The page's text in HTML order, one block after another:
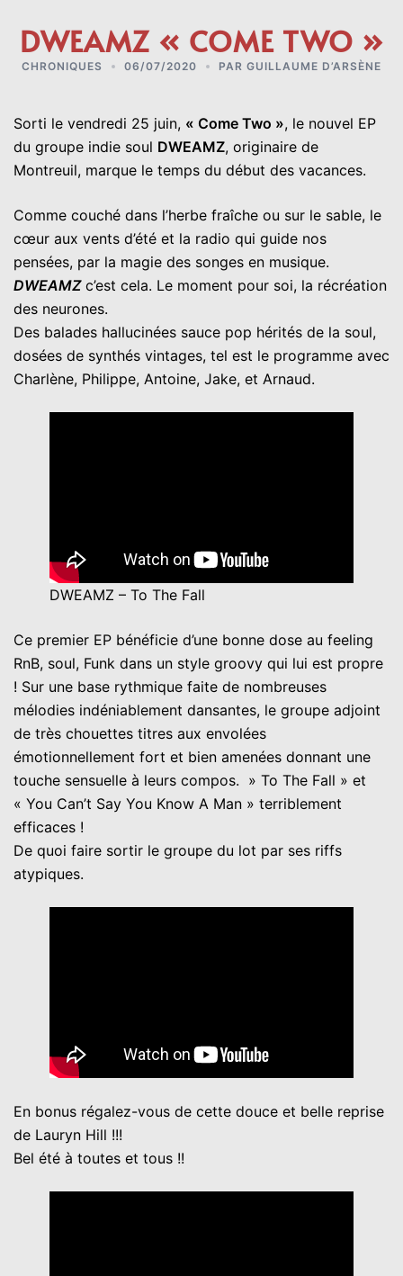
DWEAMZ « COME TWO »
CHRONIQUES 06/07/2020 PAR GUILLAUME D’ARSÈNE
Sorti le vendredi 25 juin, « Come Two », le nouvel EP
du groupe indie soul DWEAMZ, originaire de
Montreuil, marque le temps du début des vacances.
Comme couché dans l’herbe fraîche ou sur le sable, le
cœur aux vents d’été et la radio qui guide nos
pensées, par la magie des songes en musique.
DWEAMZc’est cela. Le moment pour soi, la récréation
des neurones.
Des balades hallucinées sauce pop hérités de la soul,
dosées de synthés vintages, tel est le programme avec
Charlène, Philippe, Antoine, Jake, et Arnaud.
DWEAMZ – To The Fall
Ce premier EP bénéficie d’une bonne dose au feeling
RnB, soul, Funk dans un style groovy qui lui est propre
! Sur une base rythmique faite de nombreuses
mélodies indéniablement dansantes, le groupe adjoint
de très chouettes titres aux envolées
émotionnellement fort et bien amenées donnant une
touche sensuelle à leurs compos. » To The Fall » et
« You Can’t Say You Know A Man » terriblement
efficaces !
De quoi faire sortir le groupe du lot par ses riffs
atypiques.
En bonus régalez-vous de cette douce et belle reprise
de Lauryn Hill !!!
Bel été à toutes et tous !!